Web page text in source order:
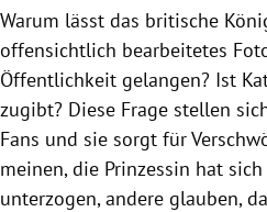
Untermenü
Warum lässt das britische
offensichtlich bearbeitetes
Öffentlichkeit gelangen? Ist
zugibt? Diese Frage stellen
Fans und sie sorgt für
meinen, die Prinzessin hat
unterzogen, andere glauben,